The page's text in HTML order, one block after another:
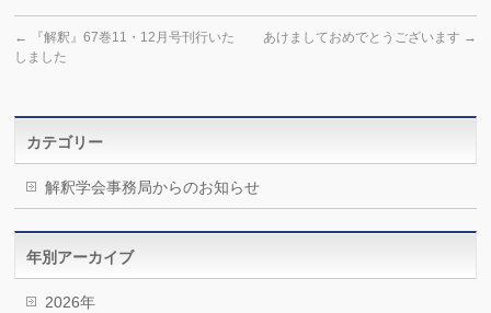
←
『解釈』67巻11・12月号刊行いた
しました
あけましておめでとうございます →
カテゴリー
解釈学会事務局からのお知らせ
年別アーカイブ
2026年